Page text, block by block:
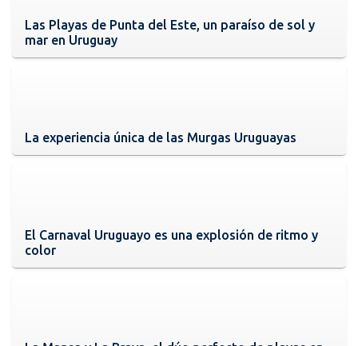
Las Playas de Punta del Este, un paraíso de sol y
mar en Uruguay
La experiencia única de las Murgas Uruguayas
El Carnaval Uruguayo es una explosión de ritmo y
color